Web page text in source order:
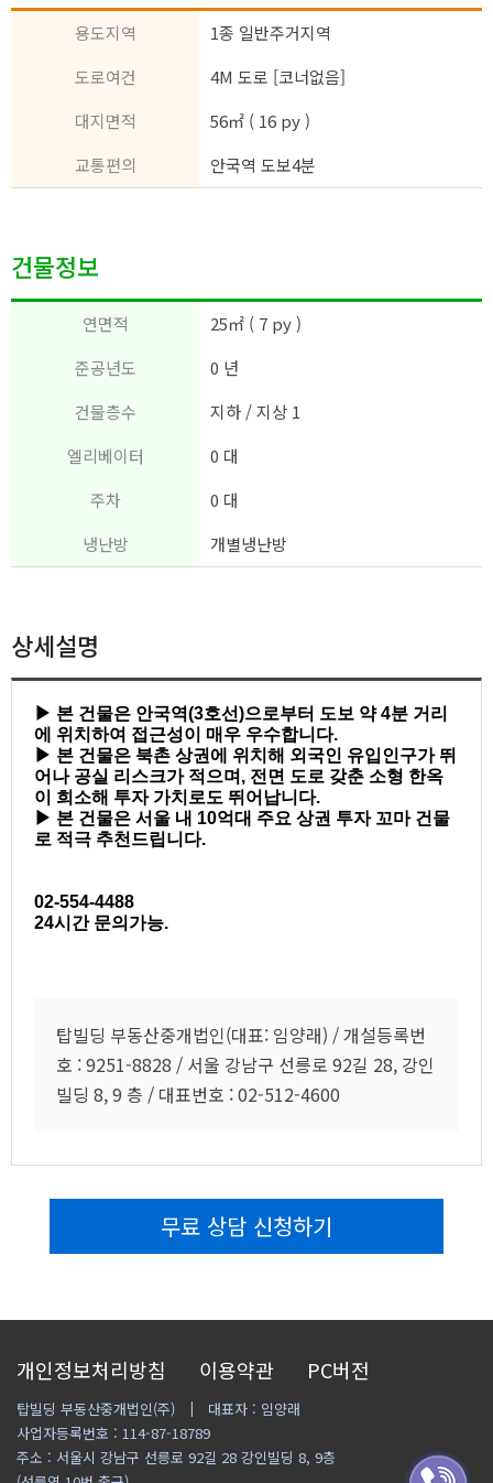
용도지역
1종 일반주거지역
도로여건
4M 도로 [코너없음]
대지면적
56㎡ ( 16 py )
교통편의
안국역 도보4분
건물정보
연면적
25㎡ ( 7 py )
준공년도
0 년
건물층수
지하 / 지상 1
엘리베이터
0 대
주차
0 대
냉난방
개별냉난방
상세설명
▶ 본 건물은 안국역(3호선)으로부터 도보 약 4분 거리
에 위치하여 접근성이 매우 우수합니다.
▶ 본 건물은 북촌 상권에 위치해 외국인 유입인구가 뛰
어나 공실 리스크가 적으며, 전면 도로 갖춘 소형 한옥
이 희소해 투자 가치로도 뛰어납니다.
▶ 본 건물은 서울 내 10억대 주요 상권 투자 꼬마 건물
로 적극 추천드립니다.
02-554-4488
24시간 문의가능.
탑빌딩 부동산중개법인(대표: 임양래) / 개설등록번
호 : 9251-8828 / 서울 강남구 선릉로 92길 28, 강인
빌딩 8, 9 층 / 대표번호 : 02-512-4600
무료 상담 신청하기
개인정보처리방침 이용약관 PC버전
탑빌딩 부동산중개법인(주)
대표자 : 임양래
사업자등록번호 : 114-87-18789
주소 : 서울시 강남구 선릉로 92길 28 강인빌딩 8, 9층